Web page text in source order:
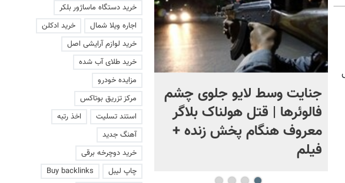
جنایت وسط لایو جلوی چشم
فالوئرها | قتل هولناک بلاگر
معروف هنگام پخش زنده +
فیلم
صحنه ای نادر از حیات
ایران در سبلان + فیلم
خرید دستگاه ماساژور بلکر
اجاره ویلا شمال
خرید ادکلن
خرید لوازم آرایشی اصل
خرید طلای آب شده
مزایده خودرو
مرکز تزریق بوتاکس
استند تسلیت
اخذ رتبه
آهنگ جدید
خرید دوچرخه برقی
چاپ لیبل
Buy backlinks